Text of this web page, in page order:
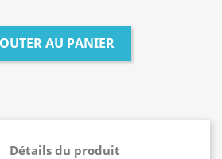
AU PANIER
Détails du produit